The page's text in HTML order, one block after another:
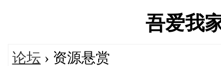
吾爱我
论坛 › 资源悬赏